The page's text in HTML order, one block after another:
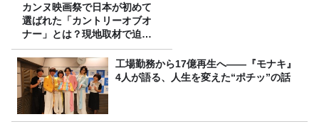
カンヌ映画祭で日本が初めて
選ばれた「カントリーオブオ
ナー」とは？現地取材で迫る
選出の意味
工場勤務から17億再生へ——『モナキ』
4人が語る、人生を変えた“ポチッ”の話